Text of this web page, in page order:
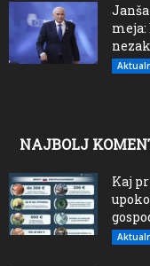
meja:
NAJBOLJ
Kaj